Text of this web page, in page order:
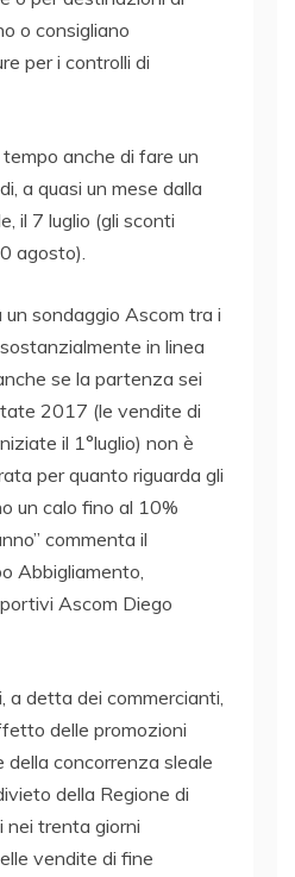
o consigliano
per i controlli di
anche di fare un
a quasi un mese dalla
il 7 luglio (gli sconti
agosto).
un sondaggio Ascom tra i
in linea
se la partenza sei
2017 (le vendite di
il 1°luglio) non è
per quanto riguarda gli
un calo fino al 10%
commenta il
Abbigliamento,
Ascom Diego
a detta dei commercianti,
delle promozioni
della concorrenza sleale
della Regione di
nei trenta giorni
vendite di fine